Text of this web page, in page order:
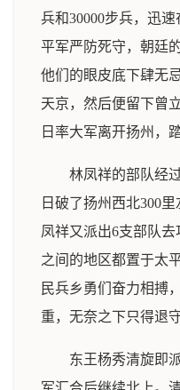
兵和30000步兵，迅
平军严防死守，朝廷
他们的眼皮底下肆无
天京，然后便留下曾
日率大军离开扬州，
林凤祥的部队经
日破了扬州西北300
凤祥又派出6支部队
之间的地区都置于太
民兵乡勇们奋力相搏
重，无奈之下只得退
东王杨秀清旋即